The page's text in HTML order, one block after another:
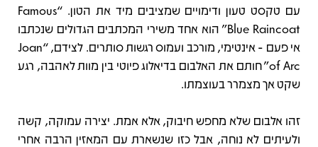
עם טקסט טעון ודימויים שמציבים מיד את הטון. “Famous
Blue Raincoat” הוא אחד משירי המכתבים הגדולים שנכתבו
אי פעם - אינטימי, מורכב ועמוס רגשות סותרים. לצידם, “Joan
of Arc” חותם את האלבום בדיאלוג פיוטי בין מוות לאהבה, רגע
שקט אך מצמרר בעוצמתו.
זהו אלבום שלא מחפש חיבוק, אלא אמת. יצירה עמוקה, קשה
ולעיתים לא נוחה, אבל כזו שנשארת עם המאזין הרבה אחרי